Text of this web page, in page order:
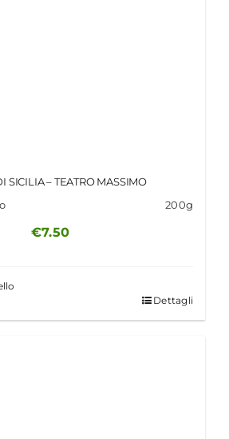
SICILIA – TEATRO MASSIMO
200g
€7.50
Dettagli